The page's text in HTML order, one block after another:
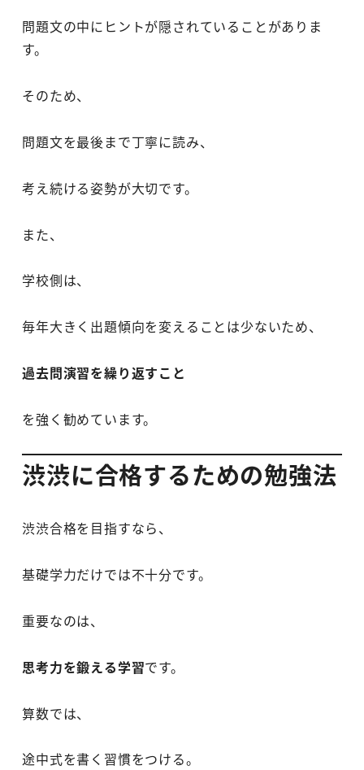
問題文の中にヒントが隠されていることがありま
す。
そのため、
問題文を最後まで丁寧に読み、
考え続ける姿勢が大切です。
また、
学校側は、
毎年大きく出題傾向を変えることは少ないため、
過去問演習を繰り返すこと
を強く勧めています。
渋渋に合格するための勉強法
渋渋合格を目指すなら、
基礎学力だけでは不十分です。
重要なのは、
思考力を鍛える学習です。
算数では、
途中式を書く習慣をつける。